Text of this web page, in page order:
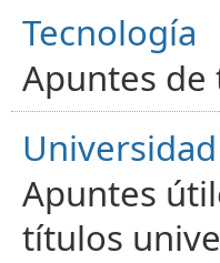
Tecnología
Apuntes
Universidad
Apuntes
títulos